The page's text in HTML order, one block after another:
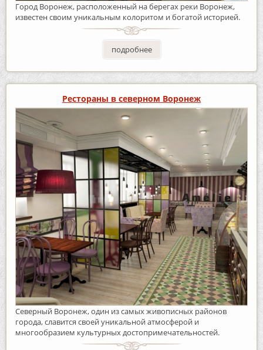
Город Воронеж, расположенный на берегах реки Воронеж,
известен своим уникальным колоритом и богатой историей.
подробнее
Рестораны в северном Воронеж
Северный Воронеж, один из самых живописных районов
города, славится своей уникальной атмосферой и
многообразием культурных достопримечательностей.